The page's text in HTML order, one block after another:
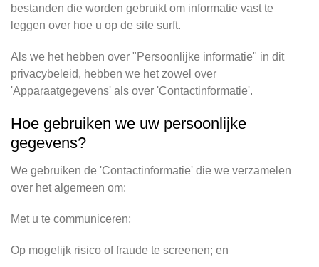
bestanden die worden gebruikt om informatie vast te
leggen over hoe u op de site surft.
Als we het hebben over "Persoonlijke informatie" in dit
privacybeleid, hebben we het zowel over
'Apparaatgegevens' als over 'Contactinformatie'.
Hoe gebruiken we uw persoonlijke
gegevens?
We gebruiken de 'Contactinformatie' die we verzamelen
over het algemeen om:
Met u te communiceren;
Op mogelijk risico of fraude te screenen; en